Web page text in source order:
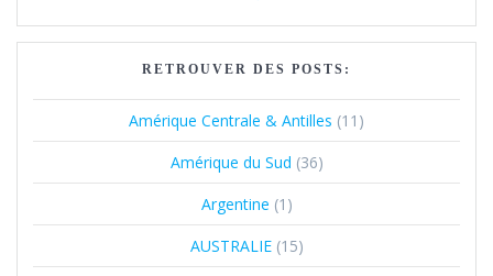
RETROUVER DES POSTS:
Amérique Centrale & Antilles (11)
Amérique du Sud (36)
Argentine (1)
AUSTRALIE(15)